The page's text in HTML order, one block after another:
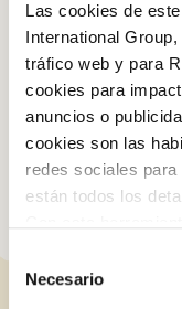
Las cookies de
International
tráfico web y para
cookies para
anuncios o
cookies son las
redes sociales
están todos los
la web aparece
Si se desea ver
Necesario
* Make a Béchamel
a plant-based drink
* Use it to fry with .
texture to all your